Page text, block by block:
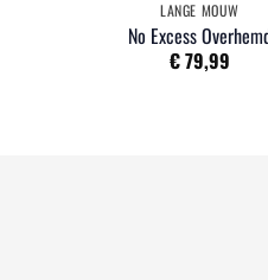
LANGE MOUW
No Excess
€79,99